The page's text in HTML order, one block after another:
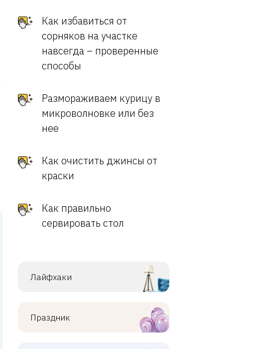
Как избавиться от
сорняков на участке
навсегда – проверенные
способы
Размораживаем курицу в
микроволновке или без
нее
Как очистить джинсы от
краски
Как правильно
сервировать стол
Лайфхаки
Праздник